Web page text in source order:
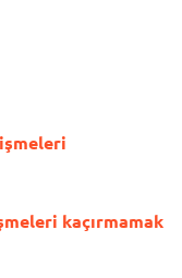
kaçırmamak